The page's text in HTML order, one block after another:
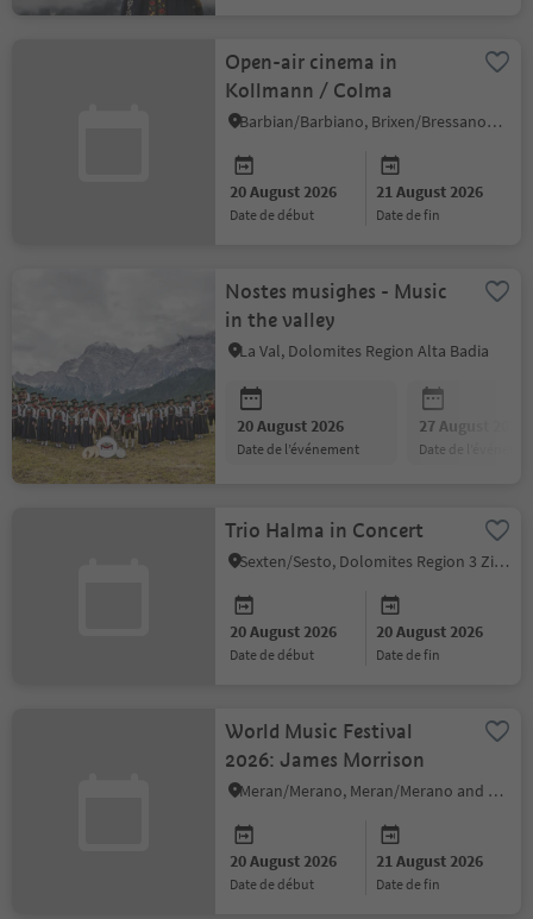
Open-air cinema in
Kollmann / Colma
Barbian/Barbiano, Brixen/Bressanone and environs
20 August 2026
date de début
21 August 2026
date de fin
Nostes musighes - Music
in the valley
La Val, Dolomites Region Alta Badia
20 August 2026
date de l’événement
27 August 2026
date de
Trio Halma in Concert
Sexten/Sesto, Dolomites Region 3 Zinnen
20 August 2026
date de début
20 August 2026
date de fin
World Music Festival
2026: James Morrison
Meran/Merano, Meran/Merano and environs
20 August 2026
date de début
21 August 2026
date de fin